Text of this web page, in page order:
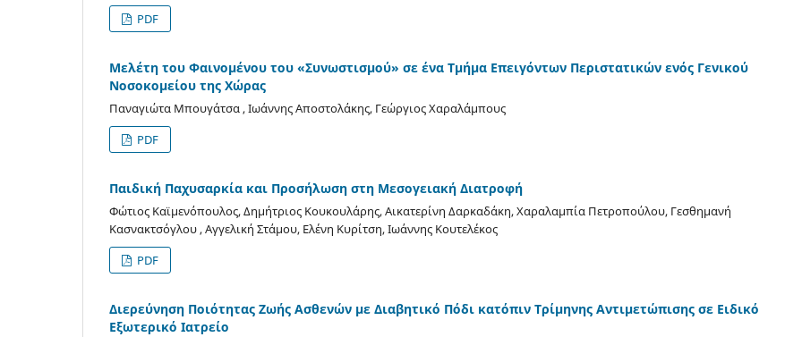
PDF
Μελέτη του Φαινομένου του «Συνωστισμού» σε ένα Τμήμα Επειγόντων Περιστατικών ενός Γενικού
Νοσοκομείου της Χώρας
Παναγιώτα Μπουγάτσα , Ιωάννης Αποστολάκης, Γεώργιος Χαραλάμπους
PDF
Παιδική Παχυσαρκία και Προσήλωση στη Μεσογειακή Διατροφή
Φώτιος Καϊμενόπουλος, Δημήτριος Κουκουλάρης, Αικατερίνη Δαρκαδάκη, Χαραλαμπία Πετροπούλου, Γεσθημανή
Κασνακτσόγλου , Αγγελική Στάμου, Ελένη Κυρίτση, Ιωάννης Κουτελέκος
PDF
Διερεύνηση Ποιότητας Ζωής Ασθενών με Διαβητικό Πόδι κατόπιν Τρίμηνης Αντιμετώπισης σε Ειδικό
Εξωτερικό Ιατρείο